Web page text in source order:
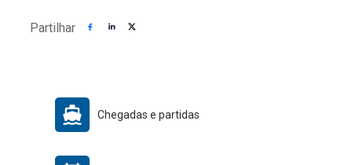
Partilhar
Chegadas e partidas